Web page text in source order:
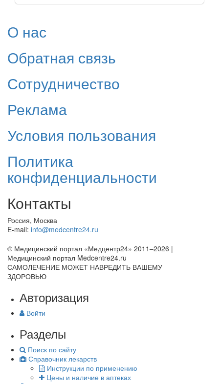
О нас
Обратная связь
Сотрудничество
Реклама
Условия пользования
Политика
конфиденциальности
Контакты
Россия, Москва
E-mail: info@medcentre24.ru
© Медицинский портал «Медцентр24» 2011–2026 |
Медицинский портал Medcentre24.ru
САМОЛЕЧЕНИЕ МОЖЕТ НАВРЕДИТЬ ВАШЕМУ
ЗДОРОВЬЮ
Авторизация
Войти
Разделы
Поиск по сайту
Справочник лекарств
Инструкции по применению
Цены и наличие в аптеках